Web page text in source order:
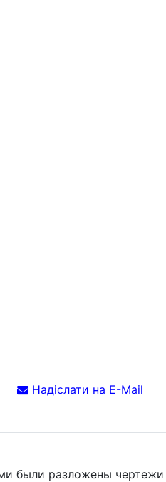
Надіслати на E-Mail
были разложены